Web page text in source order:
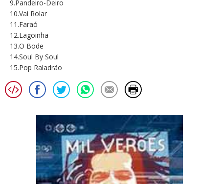
9.Pandeiro-Deiro
10.Vai Rolar
11.Faraó
12.Lagoinha
13.O Bode
14.Soul By Soul
15.Pop Raladräo